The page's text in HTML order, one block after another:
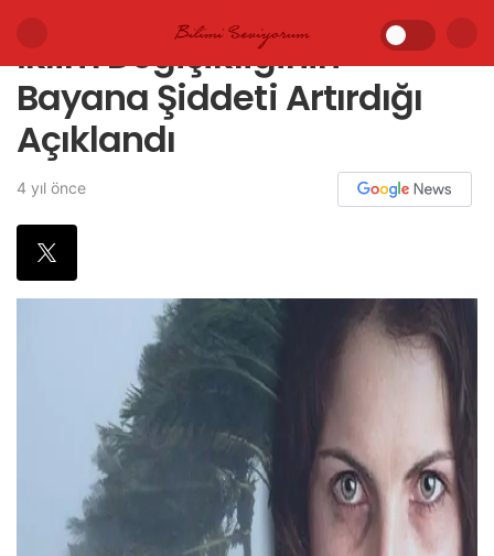
İklim Değişikliğinin
Bayana Şiddeti Artırdığı
Açıklandı
4 yıl önce